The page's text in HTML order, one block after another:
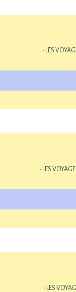
• LES
• LES
• LES